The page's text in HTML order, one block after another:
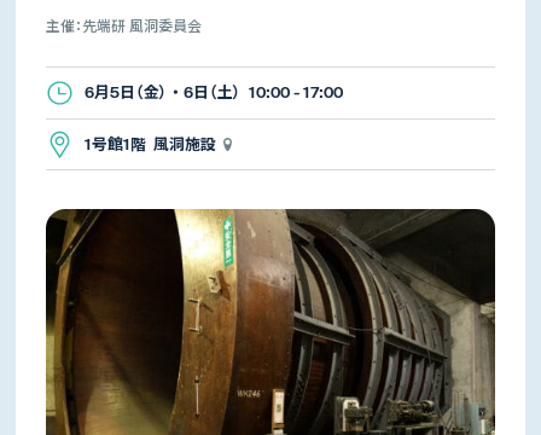
主催：先端研 風洞委員会
6月5日（金） ・ 6日（土） 10:00 - 17:00
1号館1階 風洞施設